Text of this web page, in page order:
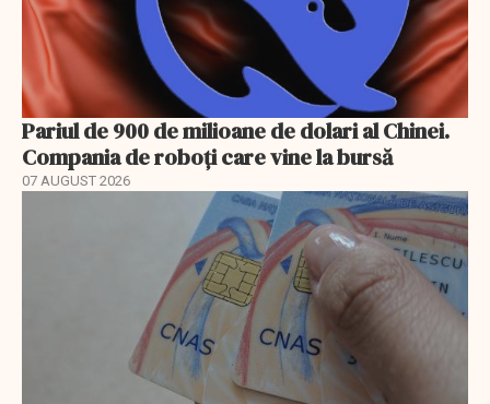
Pariul de 900 de milioane de dolari al Chinei.
Compania de roboți care vine la bursă
07 AUGUST 2026